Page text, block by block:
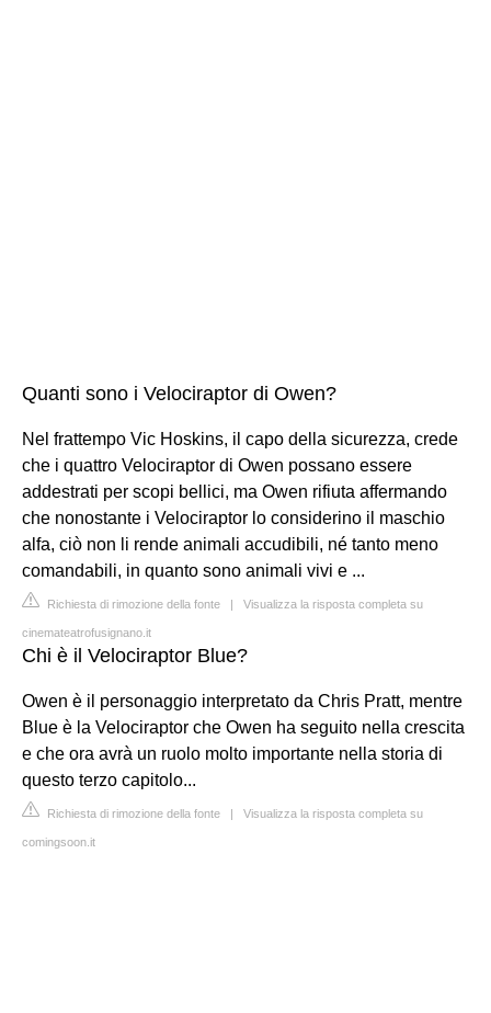
Quanti sono i Velociraptor di Owen?
Nel frattempo Vic Hoskins, il capo della sicurezza, crede
che i quattro Velociraptor di Owen possano essere
addestrati per scopi bellici, ma Owen rifiuta affermando
che nonostante i Velociraptor lo considerino il maschio
alfa, ciò non li rende animali accudibili, né tanto meno
comandabili, in quanto sono animali vivi e ...
Richiesta di rimozione della fonte | Visualizza la risposta completa su
cinemateatrofusignano.it
Chi è il Velociraptor Blue?
Owen è il personaggio interpretato da Chris Pratt, mentre
Blue è la Velociraptor che Owen ha seguito nella crescita
e che ora avrà un ruolo molto importante nella storia di
questo terzo capitolo...
Richiesta di rimozione della fonte | Visualizza la risposta completa su
comingsoon.it